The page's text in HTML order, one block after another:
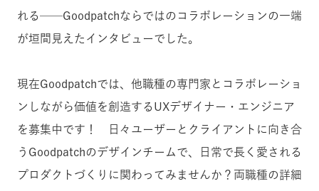
れる──Goodpatchならではのコラボレーションの一端
が垣間見えたインタビューでした。
現在Goodpatchでは、他職種の専門家とコラボレーショ
ンしながら価値を創造するUXデザイナー・エンジニア
を募集中です！ 日々ユーザーとクライアントに向き合
うGoodpatchのデザインチームで、日常で長く愛される
プロダクトづくりに関わってみませんか？ 両職種の詳細